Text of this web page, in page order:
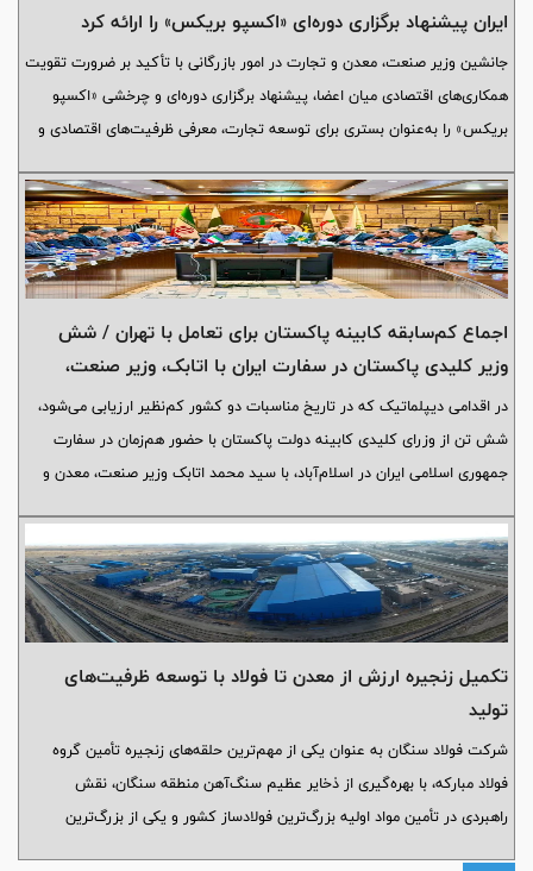
ایران پیشنهاد برگزاری دوره‌ای «اکسپو بریکس» را ارائه کرد
جانشین وزیر صنعت، معدن و تجارت در امور بازرگانی با تأکید بر ضرورت تقویت
همکاری‌های اقتصادی میان اعضا، پیشنهاد برگزاری دوره‌ای و چرخشی «اکسپو
بریکس» را به‌عنوان بستری برای توسعه تجارت، معرفی ظرفیت‌های اقتصادی و
اجماع کم‌سابقه کابینه پاکستان برای تعامل با تهران / شش
وزیر کلیدی پاکستان در سفارت ایران با اتابک، وزیر صنعت،
معدن و تجارت جمهوری اسلامی ایران دیدار کردند
در اقدامی دیپلماتیک که در تاریخ مناسبات دو کشور کم‌نظیر ارزیابی می‌شود،
شش تن از وزرای کلیدی کابینه دولت پاکستان با حضور هم‌زمان در سفارت
جمهوری اسلامی ایران در اسلام‌آباد، با سید محمد اتابک وزیر صنعت، معدن و
تأکید کردند.
تکمیل زنجیره ارزش از معدن تا فولاد با توسعه ظرفیت‌های
تولید
شرکت فولاد سنگان به عنوان یکی از مهم‌ترین حلقه‌های زنجیره تأمین گروه
فولاد مبارکه، با بهره‌گیری از ذخایر عظیم سنگ‌آهن منطقه سنگان، نقش
راهبردی در تأمین مواد اولیه بزرگ‌ترین فولادساز کشور و یکی از بزرگ‌ترین